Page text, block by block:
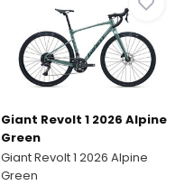
Giant Revolt 1 2026 Alpine
Green
Giant Revolt 1 2026 Alpine
Green